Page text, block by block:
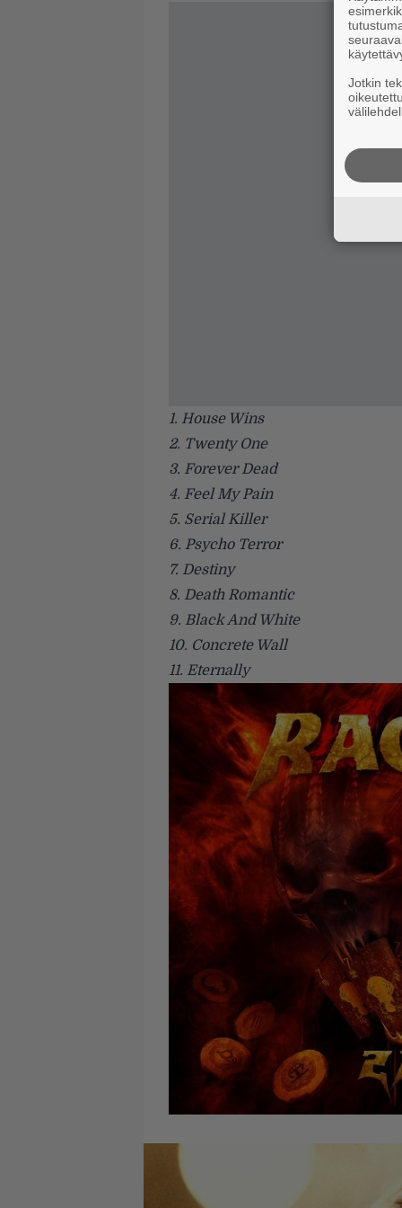
1. House Wins
2. Twenty One
3. Forever Dead
4. Feel My Pain
5. Serial Killer
6. Psycho Terror
7. Destiny
8. Death Romantic
9. Black And White
10. Concrete Wall
11. Eternally
Jotkin